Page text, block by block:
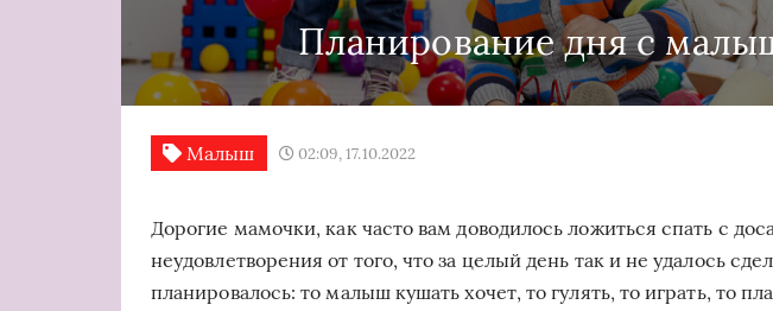
Планирование дня с
Малыш 02:09, 17.10.2022
Дорогие мамочки, как часто вам доводилось ложиться спать с
неудовлетворения от того, что за целый день так и не удалось
планировалось: то малыш кушать хочет, то гулять, то играть, то